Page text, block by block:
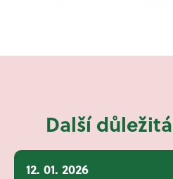
Další
12. 01. 2026